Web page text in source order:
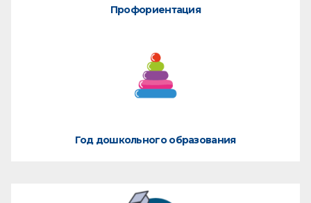
Профориентация
Год дошкольного образования